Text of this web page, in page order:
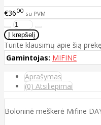
€3600 su PVM
Turite klausimų apie šią
Gamintojas: MIFINE
Aprašymas
(0) Atsiliepimai
Boloninė meškerė Mifine